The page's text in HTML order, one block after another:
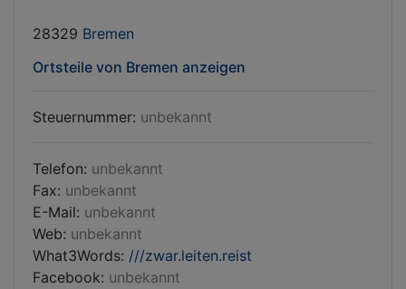
28329 Bremen
Ortsteile von Bremen anzeigen
Steuernummer: unbekannt
Telefon: unbekannt
Fax: unbekannt
E-Mail: unbekannt
Web: unbekannt
What3Words: ///zwar.leiten.reist
Facebook: unbekannt